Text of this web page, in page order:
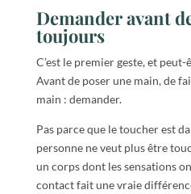
Demander avant
toujours
C’est le premier geste, et
Avant de poser une main, de
main : demander.
Pas parce que le toucher est
personne ne veut plus être
un corps dont les sensations
contact fait une vraie